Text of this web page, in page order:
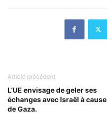
Article précédent
L’UE envisage de geler ses
échanges avec Israël à cause
de Gaza.